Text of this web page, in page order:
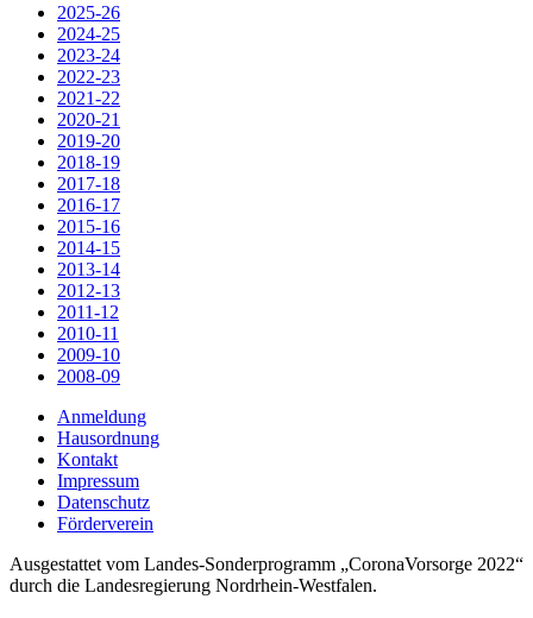
2025-26
2024-25
2023-24
2022-23
2021-22
2020-21
2019-20
2018-19
2017-18
2016-17
2015-16
2014-15
2013-14
2012-13
2011-12
2010-11
2009-10
2008-09
Anmeldung
Hausordnung
Kontakt
Impressum
Datenschutz
Förderverein
Ausgestattet vom Landes-Sonderprogramm „CoronaVorsorge 2022“
durch die Landesregierung Nordrhein-Westfalen.